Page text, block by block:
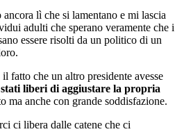
ancora lì che si lamentano e mi lascia
adulti che sperano veramente che i
essere risolti da un politico di un
fatto che un altro presidente avesse
liberi di aggiustare la propria
ma anche con grande soddisfazione.
ci libera dalle catene che ci